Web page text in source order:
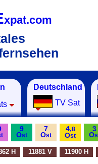
xpat.com
Deutschland
TV Sat
9
Ost
7
Ost
4,8
Ost
3
O
H 11881 V 11900 H